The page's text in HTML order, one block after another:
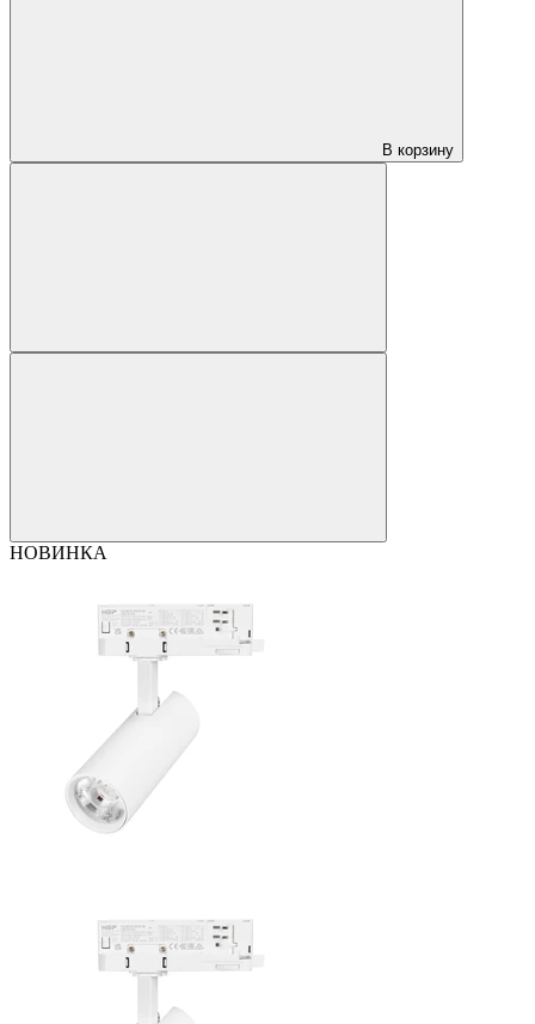
В корзину
НОВИНКА